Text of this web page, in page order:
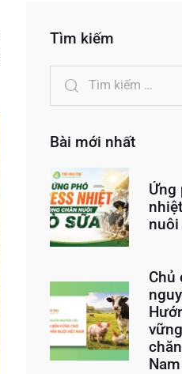
Tìm kiếm
Bài mới nhất
Ứng
Chủ
Nam